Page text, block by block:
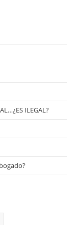
ILEGAL?